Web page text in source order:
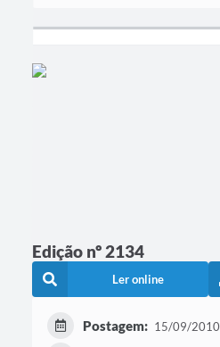
Edição nº 2134
Ler online
Postagem: 15/09/2010